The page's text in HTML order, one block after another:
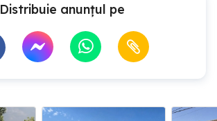
Distribuie anunțul pe